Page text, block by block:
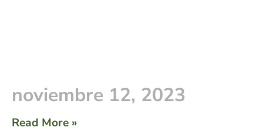
noviembre 12, 2023
Read More »